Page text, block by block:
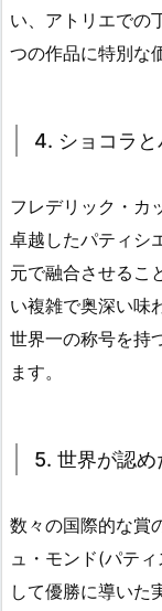
い、アトリエでの
つの作品に特別な
4. ショコラ
フレデリック・カ
卓越したパティシ
元で融合させるこ
い複雑で奥深い味
世界一の称号を持
ます。
5. 世界が認
数々の国際的な賞
ュ・モンド(パテ
して優勝に導いた